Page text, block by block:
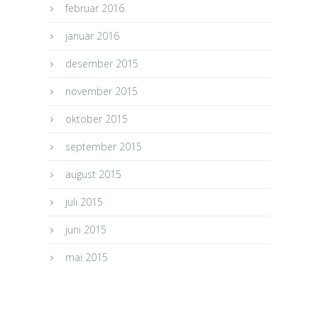
februar 2016
januar 2016
desember 2015
november 2015
oktober 2015
september 2015
august 2015
juli 2015
juni 2015
mai 2015